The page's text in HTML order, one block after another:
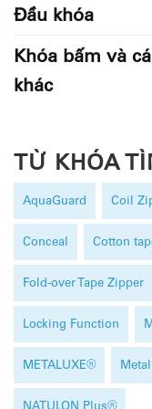
Đầu khóa
Khóa bấm và
khác
TỪ KHÓA
AquaGuard Coil
Conceal Cotton
Fold-over Tape Zipper
Locking Function
METALUXE®